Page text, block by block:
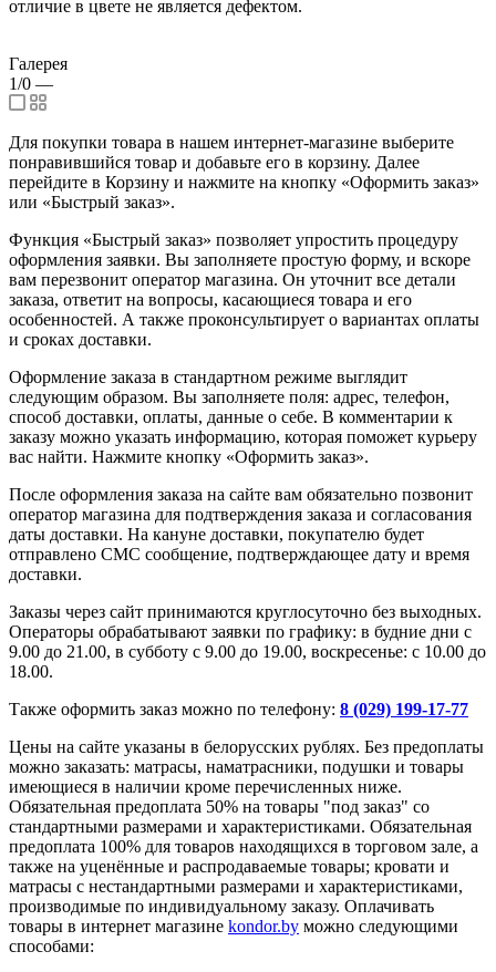
отличие в цвете не является дефектом.
Галерея
1/0 —
Для покупки товара в нашем интернет-магазине выберите
понравившийся товар и добавьте его в корзину. Далее
перейдите в Корзину и нажмите на кнопку «Оформить заказ»
или «Быстрый заказ».
Функция «Быстрый заказ» позволяет упростить процедуру
оформления заявки. Вы заполняете простую форму, и вскоре
вам перезвонит оператор магазина. Он уточнит все детали
заказа, ответит на вопросы, касающиеся товара и его
особенностей. А также проконсультирует о вариантах оплаты
и сроках доставки.
Оформление заказа в стандартном режиме выглядит
следующим образом. Вы заполняете поля: адрес, телефон,
способ доставки, оплаты, данные о себе. В комментарии к
заказу можно указать информацию, которая поможет курьеру
вас найти. Нажмите кнопку «Оформить заказ».
После оформления заказа на сайте вам обязательно позвонит
оператор магазина для подтверждения заказа и согласования
даты доставки. На кануне доставки, покупателю будет
отправлено СМС сообщение, подтверждающее дату и время
доставки.
Заказы через сайт принимаются круглосуточно без выходных.
Операторы обрабатывают заявки по графику: в будние дни с
9.00 до 21.00, в субботу с 9.00 до 19.00, воскресенье: с 10.00 до
18.00.
Также оформить заказ можно по телефону: 8 (029) 199-17-77
Цены на сайте указаны в белорусских рублях. Без предоплаты
можно заказать: матрасы, наматрасники, подушки и товары
имеющиеся в наличии кроме перечисленных ниже.
Обязательная предоплата 50% на товары "под заказ" со
стандартными размерами и характеристиками. Обязательная
предоплата 100% для товаров находящихся в торговом зале, а
также на уценённые и распродаваемые товары; кровати и
матрасы с нестандартными размерами и характеристиками,
производимые по индивидуальному заказу. Оплачивать
товары в интернет магазине kondor.by можно следующими
способами: